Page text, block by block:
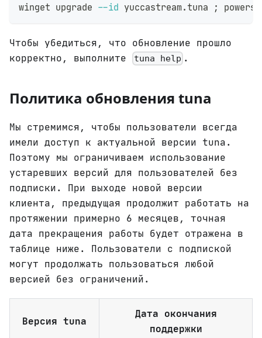
winget upgrade --id yuccastream.tuna ;
Чтобы убедиться, что обновление прошло
корректно, выполните
tuna help .
Политика обновления tuna
Мы стремимся, чтобы пользователи всегда
имели доступ к актуальной версии tuna.
Поэтому мы ограничиваем использование
устаревших версий для пользователей без
подписки. При выходе новой версии
клиента, предыдущая продолжит работать на
протяжении примерно 6 месяцев, точная
дата прекращения работы будет отражена в
таблице ниже. Пользователи с подпиской
могут продолжать пользоваться любой
версией без ограничений.
Версия tuna
Дата окончания
поддержки